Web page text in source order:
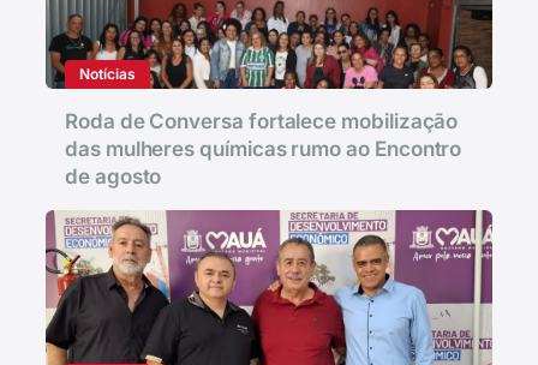
Notícias
Roda de Conversa fortalece mobilização
das mulheres químicas rumo ao Encontro
de agosto